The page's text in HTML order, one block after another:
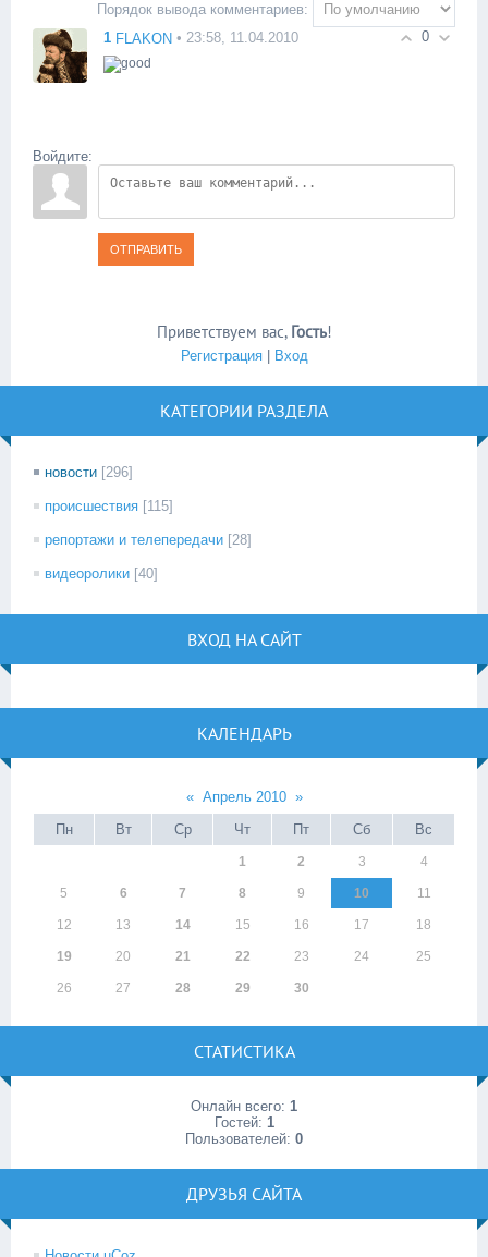
Порядок вывода комментариев:
0
1 FLAKON • 23:58, 11.04.2010
Войдите:
ОТПРАВИТЬ
Приветствуем вас, Гость!
Регистрация| Вход
КАТЕГОРИИ РАЗДЕЛА
новости [296]
происшествия [115]
репортажи и телепередачи [28]
видеоролики [40]
ВХОД НА САЙТ
КАЛЕНДАРЬ
« Апрель 2010 »
Пн
Вт Ср Чт Пт Сб Вс
1 2 3 4
5 6 7 8 9 10 11
12 13 14 15 16 17 18
19 20 21 22 23 24 25
26 27 28 29 30
СТАТИСТИКА
Онлайн всего: 1
Гостей: 1
Пользователей: 0
ДРУЗЬЯ САЙТА